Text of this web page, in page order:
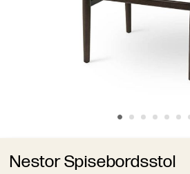
Nestor Spisebordsstol